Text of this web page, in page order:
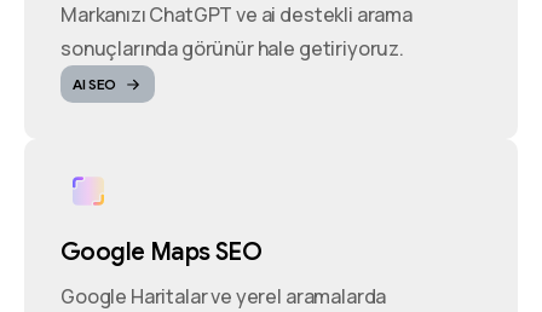
Markanızı ChatGPT ve ai destekli arama
sonuçlarında görünür hale getiriyoruz.
AI SEO
Google Maps SEO
Google Haritalar ve yerel aramalarda